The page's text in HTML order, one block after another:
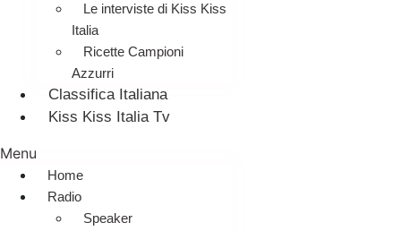
Le interviste di Kiss Kiss
Italia
Ricette Campioni
Azzurri
Classifica Italiana
Kiss Kiss Italia Tv
Menu
Home
Radio
Speaker